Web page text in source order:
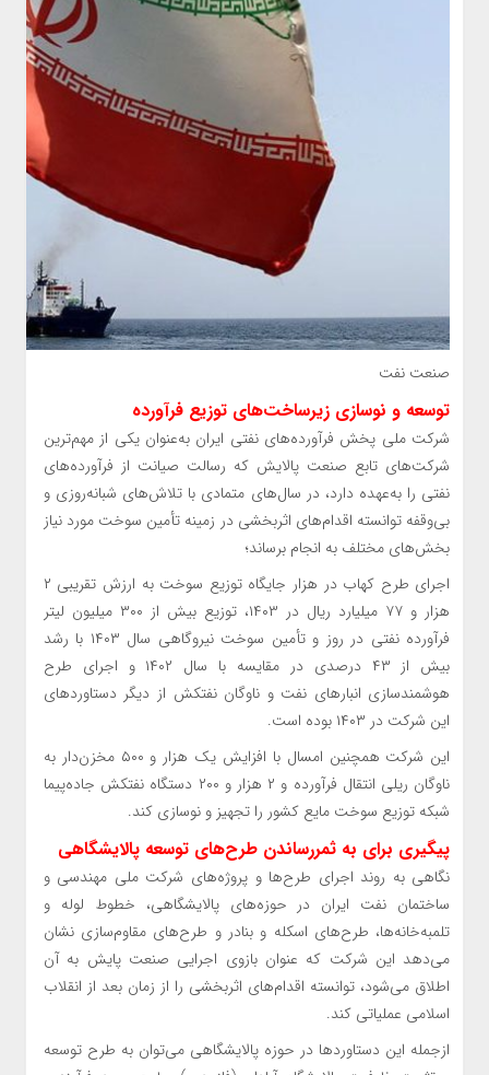
صنعت نفت
توسعه و نوسازی زیرساخت‌های توزیع فرآورده
شرکت ملی پخش فرآورده‌های نفتی ایران به‌عنوان یکی از مهم‌ترین
شرکت‌های تابع صنعت پالایش که رسالت صیانت از فرآورده‌های
نفتی را به‌عهده دارد، در سال‌های متمادی با تلاش‌های شبانه‌روزی و
بی‌وقفه توانسته اقدام‌های اثربخشی در زمینه تأمین سوخت مورد نیاز
بخش‌های مختلف به انجام برساند؛
اجرای طرح کهاب در هزار جایگاه توزیع سوخت به ارزش تقریبی ۲
هزار و ۷۷ میلیارد ریال در ۱۴۰۳، توزیع بیش از ۳۰۰ میلیون لیتر
فرآورده نفتی در روز و تأمین سوخت نیروگاهی سال ۱۴۰۳ با رشد
بیش از ۴۳ درصدی در مقایسه با سال ۱۴۰۲ و اجرای طرح
هوشمندسازی انبارهای نفت و ناوگان نفتکش از دیگر دستاوردهای
این شرکت در ۱۴۰۳ بوده است.
این شرکت همچنین امسال با افزایش یک هزار و ۵۰۰ مخزن‌دار به
ناوگان ریلی انتقال فرآورده و ۲ هزار و ۲۰۰ دستگاه نفتکش جاده‌پیما
شبکه توزیع سوخت مایع کشور را تجهیز و نوسازی کند.
پیگیری برای به ثمررساندن طرح‌های توسعه پالایشگاهی
نگاهی به روند اجرای طرح‌ها و پروژه‌های شرکت ملی مهندسی و
ساختمان نفت ایران در حوزه‌های پالایشگاهی، خطوط لوله و
تلمبه‌خانه‌ها، طرح‌های اسکله و بنادر و طرح‌های مقاوم‌سازی نشان
می‌دهد این شرکت که عنوان بازوی اجرایی صنعت پایش به آن
اطلاق می‌شود، توانسته اقدام‌های اثربخشی را از زمان بعد از انقلاب
اسلامی عملیاتی کند.
ازجمله این دستاوردها در حوزه پالایشگاهی می‌توان به طرح توسعه